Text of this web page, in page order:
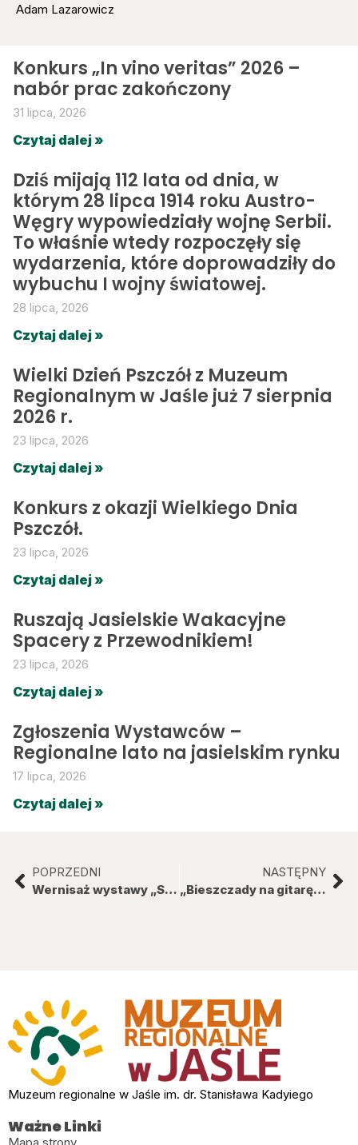
Adam Lazarowicz
Konkurs „In vino veritas” 2026 –
nabór prac zakończony
31 lipca, 2026
Czytaj dalej »
Dziś mijają 112 lata od dnia, w
którym 28 lipca 1914 roku Austro-
Węgry wypowiedziały wojnę Serbii.
To właśnie wtedy rozpoczęły się
wydarzenia, które doprowadziły do
wybuchu I wojny światowej.
28 lipca, 2026
Czytaj dalej »
Wielki Dzień Pszczół z Muzeum
Regionalnym w Jaśle już 7 sierpnia
2026 r.
23 lipca, 2026
Czytaj dalej »
Konkurs z okazji Wielkiego Dnia
Pszczół.
23 lipca, 2026
Czytaj dalej »
Ruszają Jasielskie Wakacyjne
Spacery z Przewodnikiem!
23 lipca, 2026
Czytaj dalej »
Zgłoszenia Wystawców –
Regionalne lato na jasielskim rynku
17 lipca, 2026
Czytaj dalej »
POPRZEDNI
Wernisaż wystawy „Stanisław Kadyi – Lekarz. Kolekcjoner. Paleontolog.” 15 luty 2019 rok.
NASTĘPNY
„Bieszczady na gitarę i cztery pory roku” – wieczór słowno-muzyczny i promocja książki Jerzego Gronkiewicza.
Muzeum regionalne w Jaśle im. dr. Stanisława Kadyiego
Ważne Linki